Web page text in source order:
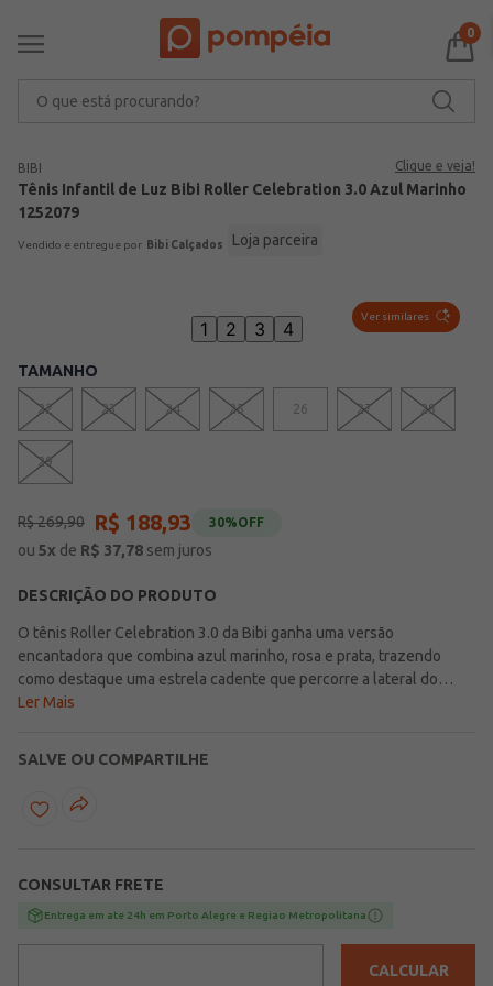
0
BIBI Clique e veja!
Tênis Infantil de Luz Bibi Roller Celebration 3.0 Azul Marinho
1252079
Bibi Calçados Loja parceira
Ver similares
1 2 3 4
TAMANHO
22 23 24 25 26 27 28
29
R$269,90 R$ 188,93 30%OFF
ou 5x de R$ 37,78 sem juros
DESCRIÇÃO DO PRODUTO
O tênis Roller Celebration 3.0 da Bibi ganha uma versão
encantadora que combina azul marinho, rosa e prata, trazendo
como destaque uma estrela cadente que percorre a lateral do
modelo. A biqueira com acabamento em glitter adiciona um toque
permitindo que as crianças coloquem o tênis de maneira rápida e
autônoma. A exclusiva Palmilha Fisioflex proporciona a sensação
natural de caminhar descalço, garantindo liberdade e conforto ao
contínua para acompanhar todas as brincadeiras. Diferenciais que
tornam esta versão ainda mais especial: Calce fácil: Praticidade e
extra que destaca o design; Materiais atóxicos: Segurança para os
Ler Mais
SALVE OU COMPARTILHE
CONSULTAR FRETE
Entrega em ate 24h em Porto Alegre e Regiao Metropolitana
CALCULAR